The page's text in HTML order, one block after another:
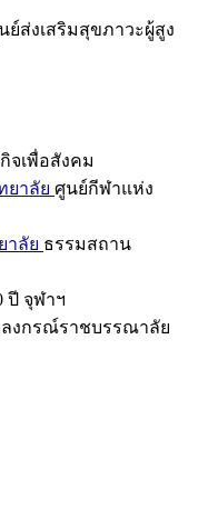
ย์ส่งเสริมสุขภาวะผู้สูง
จเพื่อสังคม
ยาลัย ศูนย์กีฬาแห่ง
าลัย ธรรมสถาน
ปี จุฬาฯ
งกรณ์ราชบรรณาลัย